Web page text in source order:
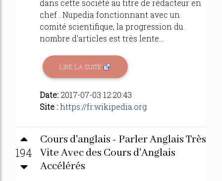
dans cette société au titre de rédacteur en
chef . Nupedia fonctionnant avec un
comité scientifique, la progression du
nombre d'articles est très lente...
LIRE LA SUITE
Date: 2017-07-03 12:20:43
Site :https://fr.wikipedia.org
194
Cours d'anglais - Parler Anglais Très
Vite Avec des Cours d'Anglais
Accélérés